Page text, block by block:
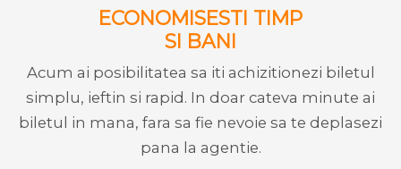
ECONOMISESTI TIMP
SI BANI
Acum ai posibilitatea sa iti achizitionezi biletul
simplu, ieftin si rapid. In doar cateva minute ai
biletul in mana, fara sa fie nevoie sa te deplasezi
pana la agentie.